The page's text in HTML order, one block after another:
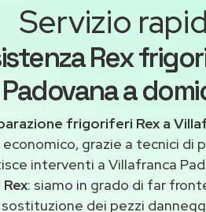
Servizio
Rex
Padovana a
frigoriferi Rex a
grazie a tecnici di
interventi a Villafranca
: siamo in grado di far
dei pezzi